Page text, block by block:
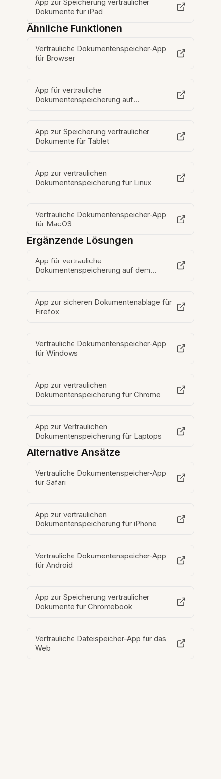
App zur Speicherung vertraulicher
Dokumente für iPad
Ähnliche Funktionen
Vertrauliche Dokumentenspeicher-App
für Browser
App für vertrauliche
Dokumentenspeicherung auf
App zur Speicherung vertraulicher
Dokumente für Tablet
App zur vertraulichen
Dokumentenspeicherung für Linux
Vertrauliche Dokumentenspeicher-App
für MacOS
Ergänzende Lösungen
App für vertrauliche
Dokumentenspeicherung auf dem
App zur sicheren Dokumentenablage für
Firefox
Vertrauliche Dokumentenspeicher-App
für Windows
App zur vertraulichen
Dokumentenspeicherung für Chrome
App zur Vertraulichen
Dokumentenspeicherung für Laptops
Alternative Ansätze
Vertrauliche Dokumentenspeicher-App
für Safari
App zur vertraulichen
Dokumentenspeicherung für iPhone
Vertrauliche Dokumentenspeicher-App
für Android
App zur Speicherung vertraulicher
Dokumente für Chromebook
Vertrauliche Dateispeicher-App für das
Web